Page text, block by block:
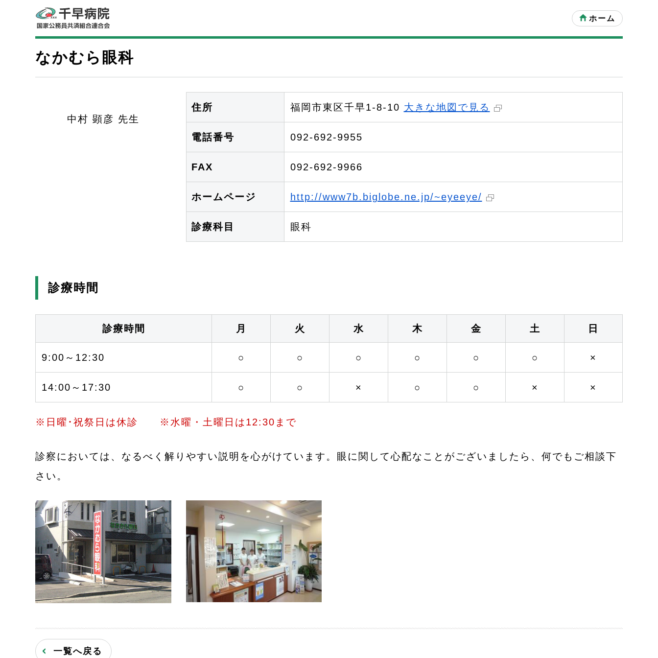
ホーム
なかむら眼科
中村 顕彦 先生
住所 福岡市東区千早1-8-10 大きな地図で見る
電話番号 092-692-9955
FAX 092-692-9966
ホームページ http://www7b.biglobe.ne.jp/~eyeeye/
診療科目 眼科
診療時間
診療時間 月 火 水 木 金 土 日
9:00～12:30 ○ ○ ○ ○ ○ ○ ×
14:00～17:30 ○ ○ × ○ ○ × ×
※日曜･祝祭日は休診 ※水曜・土曜日は12:30まで
診察においては、なるべく解りやすい説明を心がけています。眼に関して心配なことがございましたら、何でもご相談下
さい。
一覧へ戻る